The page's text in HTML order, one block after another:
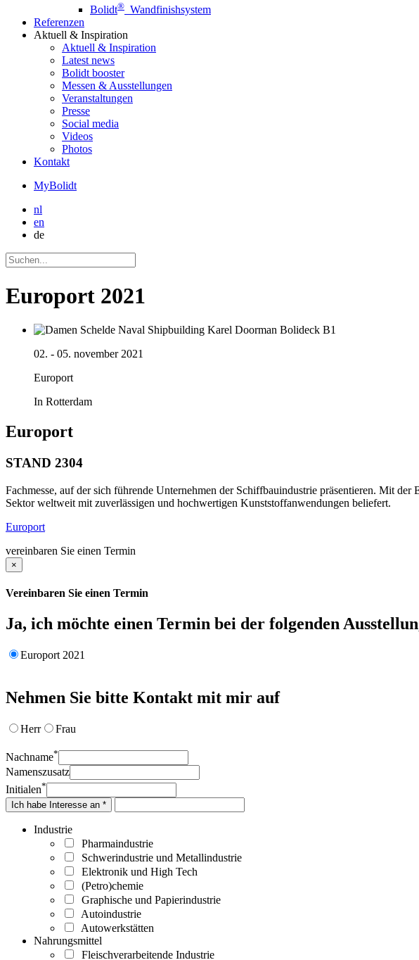
Bolidt® Wandfinishsystem
Referenzen
Aktuell & Inspiration
Aktuell & Inspiration
Latest news
Bolidt booster
Messen & Ausstellungen
Veranstaltungen
Presse
Social media
Videos
Photos
Kontakt
MyBolidt
nl
en
de
Europort 2021
02. - 05. november 2021
Europort
In Rotterdam
Europort
STAND 2304
Fachmesse, auf der sich führende Unternehmen der Schiffbauindustrie präsentieren. Mit
Sektor weltweit mit zuverlässigen und hochwertigen Kunststoffanwendungen beliefert.
Europort
vereinbaren Sie einen Termin
×
Vereinbaren Sie einen Termin
Ja, ich möchte einen Termin bei der folgenden
Europort 2021
Nehmen Sie bitte Kontakt mit mir auf
Herr Frau
Nachname*
Namenszusatz
Initialen*
Ich habe Interesse an *
Industrie
Pharmaindustrie
Schwerindustrie und Metallindustrie
Elektronik und High Tech
(Petro)chemie
Graphische und Papierindustrie
Autoindustrie
Autowerkstätten
Nahrungsmittel
Fleischverarbeitende Industrie